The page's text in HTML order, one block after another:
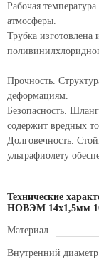
Рабочая
атмосферы.
Трубка
Прочность.
деформациям.
Безопасность.
содержит вредных
Долговечность.
ультрафиолету
Технические
НОВЭМ 14x1,5мм
Материал
Внутренний